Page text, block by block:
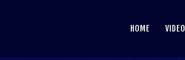
HOME VIDEO